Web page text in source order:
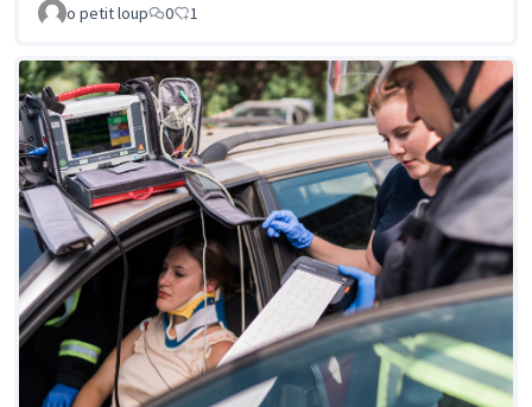
o petit loup
0 1